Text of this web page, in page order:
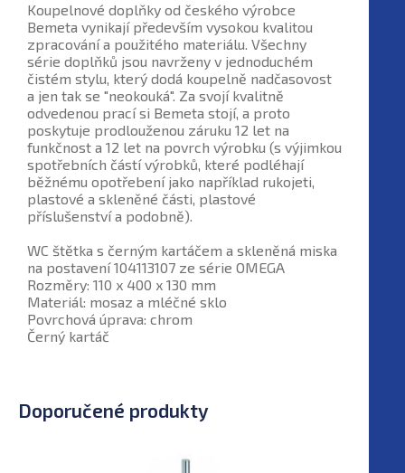
Koupelnové doplňky od českého výrobce
Bemeta vynikají především vysokou kvalitou
zpracování a použitého materiálu. Všechny
série doplňků jsou navrženy v jednoduchém
čistém stylu, který dodá koupelně nadčasovost
a jen tak se "neokouká". Za svojí kvalitně
odvedenou prací si Bemeta stojí, a proto
poskytuje prodlouženou záruku 12 let na
funkčnost a 12 let na povrch výrobku (s výjimkou
spotřebních částí výrobků, které podléhají
běžnému opotřebení jako například rukojeti,
plastové a skleněné části, plastové
příslušenství a podobně).
WC štětka s černým kartáčem a skleněná miska
na postavení 104113107 ze série OMEGA
Rozměry: 110 x 400 x 130 mm
Materiál: mosaz a mléčné sklo
Povrchová úprava: chrom
Černý kartáč
Doporučené produkty